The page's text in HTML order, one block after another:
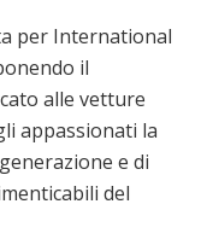
per International
il
alle vetture
appassionati la
e di
del